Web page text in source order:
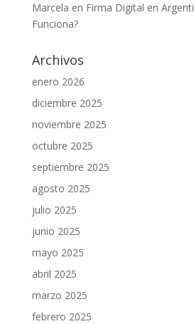
Marcela en Firma Digital en
Funciona?
Archivos
enero 2026
diciembre 2025
noviembre 2025
octubre 2025
septiembre 2025
agosto 2025
julio 2025
junio 2025
mayo 2025
abril 2025
marzo 2025
febrero 2025